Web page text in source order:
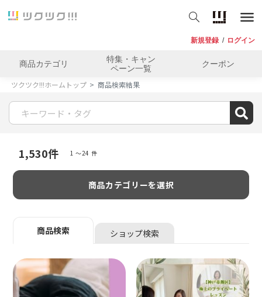
新規登録 / ログイン
商品カテゴリ
特集・キャン
ペーン一覧
クーポン
ツクツク!!!ホームトップ 商品検索結果
1,530件 1 〜24 件
商品カテゴリーを選択
商品検索 ショップ検索